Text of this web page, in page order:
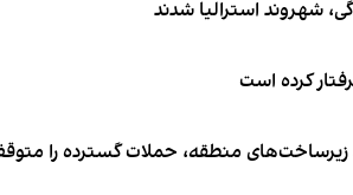
کرده است
زیرساخت‌های منطقه، حملات گسترده را